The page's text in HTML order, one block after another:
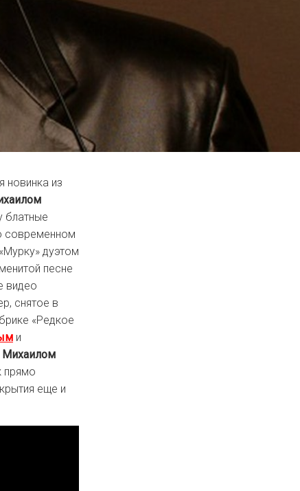
новинка из
блатные
современном
дуэтом
песне
видео
снятое в
«Редкое
и
Михаилом
прямо
еще и